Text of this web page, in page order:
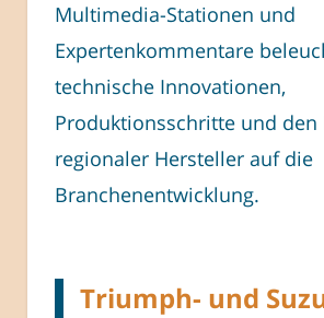
Multimedia-Stationen und
Expertenkommentare
technische Innovationen,
Produktionsschritte und den
regionaler Hersteller auf die
Branchenentwicklung.
Triumph- und